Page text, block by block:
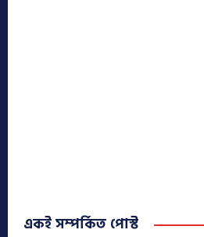
একই সম্পর্কিত পোস্ট